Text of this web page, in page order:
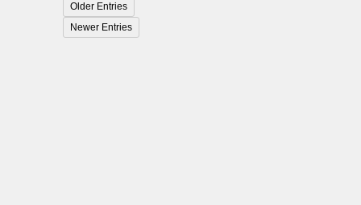
Older Entries
Newer Entries